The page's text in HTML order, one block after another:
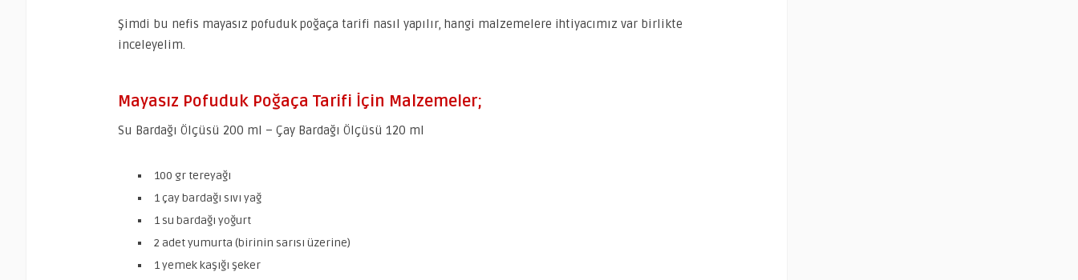
Şimdi bu nefis mayasız pofuduk poğaça tarifi nasıl yapılır, hangi malzemelere ihtiyacımız var birlikte
inceleyelim.
Mayasız Pofuduk Poğaça Tarifi İçin Malzemeler;
Su Bardağı Ölçüsü 200 ml – Çay Bardağı Ölçüsü 120 ml
100 gr tereyağı
1 çay bardağı sıvı yağ
1 su bardağı yoğurt
2 adet yumurta (birinin sarısı üzerine)
1 yemek kaşığı şeker